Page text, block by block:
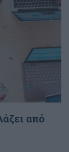
από